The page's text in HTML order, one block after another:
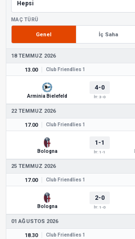
MAÇ TÜRÜ
Genel İç Saha
18 TEMMUZ 2026
13.00 Club Friendlies 1
Arminia Bielefeld
4-0
İY: 3-0
22 TEMMUZ 2026
17.00 Club Friendlies 1
Bologna
1-1
İY: 1-1
25 TEMMUZ 2026
17.00 Club Friendlies 1
Bologna
2-0
İY: 1-0
01 AĞUSTOS 2026
18.30 Club Friendlies 1